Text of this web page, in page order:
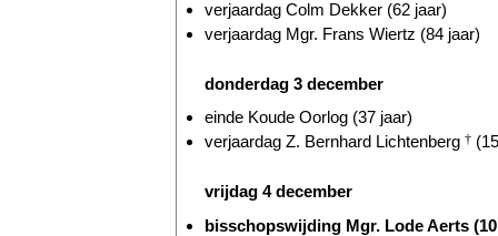
verjaardag Colm Dekker (62 jaar)
verjaardag Mgr. Frans Wiertz (84 jaar)
donderdag 3 december
einde Koude Oorlog (37 jaar)
verjaardag Z. Bernhard Lichtenberg †
vrijdag 4 december
bisschopswijding Mgr. Lode Aerts